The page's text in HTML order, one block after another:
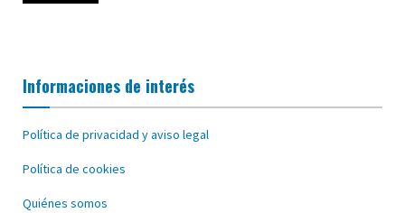
Informaciones de interés
Política de privacidad y aviso legal
Política de cookies
Quiénes somos